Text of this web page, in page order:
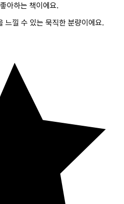
아하는 책이에요.
느낄 수 있는 묵직한 분량이에요.